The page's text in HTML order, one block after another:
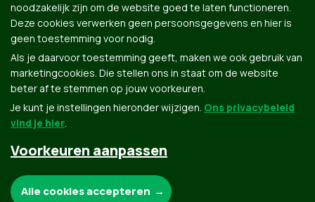
Groen.be
noodzakelijk zijn om de website goed te laten functioneren.
Deze cookies verwerken geen persoonsgegevens en hier is
geen toestemming voor nodig.
Als je daarvoor toestemming geeft, maken we ook gebruik van
marketingcookies. Die stellen ons in staat om de website
beter af te stemmen op jouw voorkeuren.
Je kunt je instellingen hieronder wijzigen. Ons privacybeleid
vind je hier.
Voorkeuren aanpassen
Alle cookies accepteren